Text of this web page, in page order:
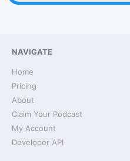
NAVIGATE
Home
Pricing
About
Claim Your Podcast
My Account
Developer API